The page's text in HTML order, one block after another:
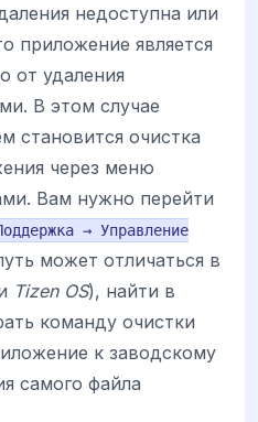
недоступна или
приложение является
от удаления
В этом случае
становится очистка
через меню
Вам нужно перейти
→ Управление
может отличаться в
Tizen OS), найти в
команду очистки
к заводскому
самого файла